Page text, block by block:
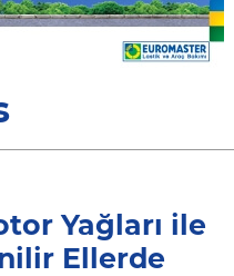
Yağları ile
Ellerde